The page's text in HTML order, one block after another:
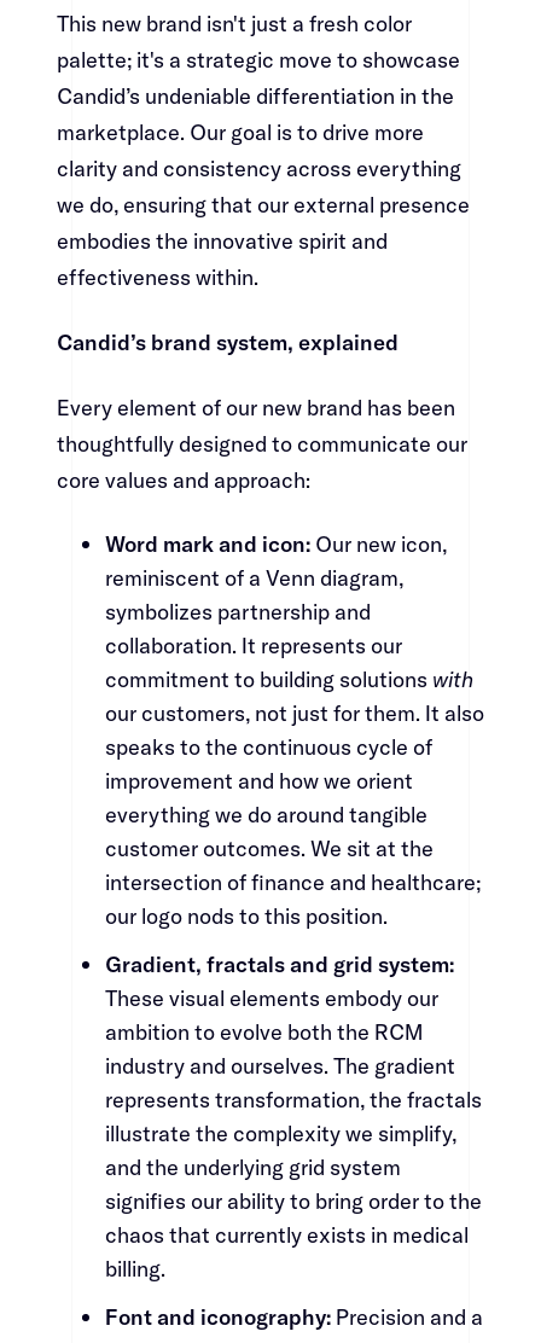
This new brand isn't just a fresh color
palette; it's a strategic move to showcase
Candid’s undeniable differentiation in the
marketplace. Our goal is to drive more
clarity and consistency across everything
we do, ensuring that our external presence
embodies the innovative spirit and
effectiveness within.​​​​‌ ‍ ​‍​‍‌‍ ‌ ​‍‌‍‍‌‌‍‌ ‌‍‍‌‌‍ ‍​‍​‍​ ‍‍​‍​‍‌ ​ ‌‍​‌‌‍ ‍‌‍‍‌‌ ‌​‌ ‍‌​‍ ‍‌‍‍‌‌‍ ​‍​‍​‍ ​​‍​‍‌‍‍​‌ ​‍‌‍‌‌‌‍‌‍​‍​‍​ ‍‍​‍​‍‌‍‍​‌ ‌​‌ ‌​‌ ​​​ ‍‍​‍ ​‍ ‌‍ ​‌‍ ‌‍​ ‌‍​‌‌‍ ​‌‍‍​‌‍ ‌ ​ ‌ ‌​​ ‍‍​ ​ ​ ​ ​ ​ ​ ​ ​‍ ‌‍‍‌‌‍ ‍‌ ‌​‌‍‌‌‌‍ ‍‌ ‌​​‍ ‌‍‌‌‌‍‌​‌‍‍‌‌ ‌​​‍ ‌‍ ‌‌‍ ‌‍‌​‌‍‌‌​ ‌‌ ​​‌ ​‍‌‍‌‌‌ ​ ‌‍‌‌‌‍ ‍‌ ‌​‌‍​‌‌ ‌​‌‍‍‌‌‍ ‌‍ ‍​ ‍ ‌‍‍‌‌‍‌​​ ‌​ ‌‍‌‍‌‍​ ‍​​ ​​​ ​‌‌‍‌‍​ ​‌‌‍​ ​‍ ‌‌‍​ ​ ‌‌‌‍​‌​ ​ ​‍ ‌​ ‌​​ ​​​ ‌‍​ ​​​‍ ‌​ ‍‌​ ‌‌‌‍​‌​ ​​​‍ ‌​ ‌‍​ ‌​​ ‌​​ ‌‌‌‍​‍​ ​‍​ ‌ ‌‍​‌​ ​‌​ ​‍​ ​‍‌‍​‌​ ‍ ‌ ‌​‌ ‍‌‌ ​​‌‍‌‌​ ‌‌‍​‍‌‍ ​‌‍ ‌‍‌ ‌‌​​‌‍ ‌ ​ ‌ ‌​​ ‍ ‌ ​​‌‍​‌‌ ‌​‌‍‍​​ ‌‌‍​ ‌‍ ‌‍ ‍‌ ‌​‌‍‌‌‌‍ ‍‌ ‌​​‍‌‌​ ‌‌‌​​‍‌‌ ‌‍‍ ‌‍‌‌‌ ‍‌​‍‌‌​ ​ ‌​‌​​‍‌‌​ ​ ‌​‌​​‍‌‌​ ​‍​ ​‍‌‍‌‍‌‍‌‍​ ‍‌‌‍‌​‌‍‌‍‌‍‌‍​ ‌ ​ ​​​ ​‌​ ‌‍​ ‍‌‌‍‌​​‍‌‌​ ​‍​ ​‍​‍‌‌​ ‌‌‌​‌​​‍ ‍‌‍​ ‌‍‍​‌‍‍‌‌‍ ​‌‍‌​‌ ​‍‌‍‌‌‌‍ ‍​‍‌‌​ ‌‌‌​​‍‌‌ ‌‍‍ ‌‍‌‌‌ ‍‌​‍‌‌​ ​ ‌​‌​​‍‌‌​ ​ ‌​‌​​‍‌‌​ ​‍​ ​‍‌‍‌​​ ‌​​ ​‌​ ​‍​ ‌‌​ ​ ​ ‌‌​ ‍​​ ​​​ ‌‍​ ‍​​ ‌​​‍‌‌​ ​‍​ ​‍​‍‌‌​ ‌‌‌​‌​​‍ ‍‌ ‌​‌‍‌‌‌ ‍​‌ ‌​​ ‌‍​‍‌‍​‌‌ ​ ‌‍‌‌‌‌‌‌‌ ​‍‌‍ ​​ ‌‌‍‍​‌ ‌​‌ ‌​‌ ​​​‍‌‌​ ​ ‌​​‌​‍‌‌​ ​‍‌​‌‍​‍‌‌​ ​‍‌​‌‍‌‍ ​‌‍ ‌‍​ ‌‍​‌‌‍ ​‌‍‍​‌‍ ‌ ​ ‌ ‌​​‍‌‌​ ​ ‌​​‌​ ​ ​ ​ ​ ​ ​ ​ ​‍‌‍‌‍‍‌‌‍‌​​ ‌​ ‌‍‌‍‌‍​ ‍​​ ​​​ ​‌‌‍‌‍​ ​‌‌‍​ ​‍ ‌‌‍​ ​ ‌‌‌‍​‌​ ​ ​‍ ‌​ ‌​​ ​​​ ‌‍​ ​​​‍ ‌​ ‍‌​ ‌‌‌‍​‌​ ​​​‍ ‌​ ‌‍​ ‌​​ ‌​​ ‌‌‌‍​‍​ ​‍​ ‌ ‌‍​‌​ ​‌​ ​‍​ ​‍‌‍​‌​‍‌‍‌ ‌​‌ ‍‌‌ ​​‌‍‌‌​ ‌‌‍​‍‌‍ ​‌‍ ‌‍‌ ‌‌​​‌‍ ‌ ​ ‌ ‌​​‍‌‍‌ ​​‌‍​‌‌ ‌​‌‍‍​​ ‌‌‍​ ‌‍ ‌‍ ‍‌ ‌​‌‍‌‌‌‍ ‍‌ ‌​​‍‌‌​ ‌‌‌​​‍‌‌ ‌‍‍ ‌‍‌‌‌ ‍‌​‍‌‌​ ​ ‌​‌​​‍‌‌​ ​ ‌​‌​​‍‌‌​ ​‍​ ​‍‌‍‌‍‌‍‌‍​ ‍‌‌‍‌​‌‍‌‍‌‍‌‍​ ‌ ​ ​​​ ​‌​ ‌‍​ ‍‌‌‍‌​​‍‌‌​ ​‍​ ​‍​‍‌‌​ ‌‌‌​‌​​‍ ‍‌‍​ ‌‍‍​‌‍‍‌‌‍ ​‌‍‌​‌ ​‍‌‍‌‌‌‍ ‍​‍‌‌​ ‌‌‌​​‍‌‌ ‌‍‍ ‌‍‌‌‌ ‍‌​‍‌‌​ ​ ‌​‌​​‍‌‌​ ​ ‌​‌​​‍‌‌​ ​‍​ ​‍‌‍‌​​ ‌​​ ​‌​ ​‍​ ‌‌​ ​ ​ ‌‌​ ‍​​ ​​​ ‌‍​ ‍​​ ‌​​‍‌‌​ ​‍​ ​‍​‍‌‌​ ‌‌‌​‌​​‍ ‍‌ ‌​‌‍‌‌‌ ‍​‌ ‌​​‍‌‍‌ ​​‌‍‌‌‌ ​‍‌ ​ ‌ ​​‌‍‌‌‌‍​ ‌ ‌​‌‍‍‌‌ ‌‍‌‍‌‌​ ‌‌ ​​‌ ‌‌‌‍​‍‌‍ ​‌‍‍‌‌ ​ ‌‍‍​‌‍‌‌‌‍‌​​‍​‍‌ ‌
Candid’s brand system, explained​​​​‌ ‍ ​‍​‍‌‍ ‌ ​‍‌‍‍‌‌‍‌ ‌‍‍‌‌‍ ‍​‍​‍​ ‍‍​‍​‍‌ ​ ‌‍​‌‌‍ ‍‌‍‍‌‌ ‌​‌ ‍‌​‍ ‍‌‍‍‌‌‍ ​‍​‍​‍ ​​‍​‍‌‍‍​‌ ​‍‌‍‌‌‌‍‌‍​‍​‍​ ‍‍​‍​‍‌‍‍​‌ ‌​‌ ‌​‌ ​​​ ‍‍​‍ ​‍ ‌‍ ​‌‍ ‌‍​ ‌‍​‌‌‍ ​‌‍‍​‌‍ ‌ ​ ‌ ‌​​ ‍‍​ ​ ​ ​ ​ ​ ​ ​ ​‍ ‌‍‍‌‌‍ ‍‌ ‌​‌‍‌‌‌‍ ‍‌ ‌​​‍ ‌‍‌‌‌‍‌​‌‍‍‌‌ ‌​​‍ ‌‍ ‌‌‍ ‌‍‌​‌‍‌‌​ ‌‌ ​​‌ ​‍‌‍‌‌‌ ​ ‌‍‌‌‌‍ ‍‌ ‌​‌‍​‌‌ ‌​‌‍‍‌‌‍ ‌‍ ‍​ ‍ ‌‍‍‌‌‍‌​​ ‌​ ‌‍‌‍‌‍​ ‍​​ ​​​ ​‌‌‍‌‍​ ​‌‌‍​ ​‍ ‌‌‍​ ​ ‌‌‌‍​‌​ ​ ​‍ ‌​ ‌​​ ​​​ ‌‍​ ​​​‍ ‌​ ‍‌​ ‌‌‌‍​‌​ ​​​‍ ‌​ ‌‍​ ‌​​ ‌​​ ‌‌‌‍​‍​ ​‍​ ‌ ‌‍​‌​ ​‌​ ​‍​ ​‍‌‍​‌​ ‍ ‌ ‌​‌ ‍‌‌ ​​‌‍‌‌​ ‌‌‍​‍‌‍ ​‌‍ ‌‍‌ ‌‌​​‌‍ ‌ ​ ‌ ‌​​ ‍ ‌ ​​‌‍​‌‌ ‌​‌‍‍​​ ‌‌‍​ ‌‍ ‌‍ ‍‌ ‌​‌‍‌‌‌‍ ‍‌ ‌​​‍‌‌​ ‌‌‌​​‍‌‌ ‌‍‍ ‌‍‌‌‌ ‍‌​‍‌‌​ ​ ‌​‌​​‍‌‌​ ​ ‌​‌​​‍‌‌​ ​‍​ ​‍​ ‌ ‌‍‌​​ ‍‌​ ‌ ​ ​‍​ ‍‌‌‍​‌​ ‌ ​ ​‍‌‍‌‍​ ​​​ ​ ​‍‌‌​ ​‍​ ​‍​‍‌‌​ ‌‌‌​‌​​‍ ‍‌‍​ ‌‍‍​‌‍‍‌‌‍ ​‌‍‌​‌ ​‍‌‍‌‌‌‍ ‍​‍‌‌​ ‌‌‌​​‍‌‌ ‌‍‍ ‌‍‌‌‌ ‍‌​‍‌‌​ ​ ‌​‌​​‍‌‌​ ​ ‌​‌​​‍‌‌​ ​‍​ ​‍‌‍​ ​ ​ ​ ‍​‌‍‌‍​ ​ ​ ‍​​ ‌‍‌‍​‍​ ‌‍​ ‍​‌‍​‌‌‍​‍​‍‌‌​ ​‍​ ​‍​‍‌‌​ ‌‌‌​‌​​‍ ‍‌ ‌​‌‍‌‌‌ ‍​‌ ‌​​ ‌‍​‍‌‍​‌‌ ​ ‌‍‌‌‌‌‌‌‌ ​‍‌‍ ​​ ‌‌‍‍​‌ ‌​‌ ‌​‌ ​​​‍‌‌​ ​ ‌​​‌​‍‌‌​ ​‍‌​‌‍​‍‌‌​ ​‍‌​‌‍‌‍ ​‌‍ ‌‍​ ‌‍​‌‌‍ ​‌‍‍​‌‍ ‌ ​ ‌ ‌​​‍‌‌​ ​ ‌​​‌​ ​ ​ ​ ​ ​ ​ ​ ​‍‌‍‌‍‍‌‌‍‌​​ ‌​ ‌‍‌‍‌‍​ ‍​​ ​​​ ​‌‌‍‌‍​ ​‌‌‍​ ​‍ ‌‌‍​ ​ ‌‌‌‍​‌​ ​ ​‍ ‌​ ‌​​ ​​​ ‌‍​ ​​​‍ ‌​ ‍‌​ ‌‌‌‍​‌​ ​​​‍ ‌​ ‌‍​ ‌​​ ‌​​ ‌‌‌‍​‍​ ​‍​ ‌ ‌‍​‌​ ​‌​ ​‍​ ​‍‌‍​‌​‍‌‍‌ ‌​‌ ‍‌‌ ​​‌‍‌‌​ ‌‌‍​‍‌‍ ​‌‍ ‌‍‌ ‌‌​​‌‍ ‌ ​ ‌ ‌​​‍‌‍‌ ​​‌‍​‌‌ ‌​‌‍‍​​ ‌‌‍​ ‌‍ ‌‍ ‍‌ ‌​‌‍‌‌‌‍ ‍‌ ‌​​‍‌‌​ ‌‌‌​​‍‌‌ ‌‍‍ ‌‍‌‌‌ ‍‌​‍‌‌​ ​ ‌​‌​​‍‌‌​ ​ ‌​‌​​‍‌‌​ ​‍​ ​‍​ ‌ ‌‍‌​​ ‍‌​ ‌ ​ ​‍​ ‍‌‌‍​‌​ ‌ ​ ​‍‌‍‌‍​ ​​​ ​ ​‍‌‌​ ​‍​ ​‍​‍‌‌​ ‌‌‌​‌​​‍ ‍‌‍​ ‌‍‍​‌‍‍‌‌‍ ​‌‍‌​‌ ​‍‌‍‌‌‌‍ ‍​‍‌‌​ ‌‌‌​​‍‌‌ ‌‍‍ ‌‍‌‌‌ ‍‌​‍‌‌​ ​ ‌​‌​​‍‌‌​ ​ ‌​‌​​‍‌‌​ ​‍​ ​‍‌‍​ ​ ​ ​ ‍​‌‍‌‍​ ​ ​ ‍​​ ‌‍‌‍​‍​ ‌‍​ ‍​‌‍​‌‌‍​‍​‍‌‌​ ​‍​ ​‍​‍‌‌​ ‌‌‌​‌​​‍ ‍‌ ‌​‌‍‌‌‌ ‍​‌ ‌​​‍‌‍‌ ​​‌‍‌‌‌ ​‍‌ ​ ‌ ​​‌‍‌‌‌‍​ ‌ ‌​‌‍‍‌‌ ‌‍‌‍‌‌​ ‌‌ ​​‌ ‌‌‌‍​‍‌‍ ​‌‍‍‌‌ ​ ‌‍‍​‌‍‌‌‌‍‌​​‍​‍‌ ‌
Every element of our new brand has been
thoughtfully designed to communicate our
core values and approach:​​​​‌ ‍ ​‍​‍‌‍ ‌ ​‍‌‍‍‌‌‍‌ ‌‍‍‌‌‍ ‍​‍​‍​ ‍‍​‍​‍‌ ​ ‌‍​‌‌‍ ‍‌‍‍‌‌ ‌​‌ ‍‌​‍ ‍‌‍‍‌‌‍ ​‍​‍​‍ ​​‍​‍‌‍‍​‌ ​‍‌‍‌‌‌‍‌‍​‍​‍​ ‍‍​‍​‍‌‍‍​‌ ‌​‌ ‌​‌ ​​​ ‍‍​‍ ​‍ ‌‍ ​‌‍ ‌‍​ ‌‍​‌‌‍ ​‌‍‍​‌‍ ‌ ​ ‌ ‌​​ ‍‍​ ​ ​ ​ ​ ​ ​ ​ ​‍ ‌‍‍‌‌‍ ‍‌ ‌​‌‍‌‌‌‍ ‍‌ ‌​​‍ ‌‍‌‌‌‍‌​‌‍‍‌‌ ‌​​‍ ‌‍ ‌‌‍ ‌‍‌​‌‍‌‌​ ‌‌ ​​‌ ​‍‌‍‌‌‌ ​ ‌‍‌‌‌‍ ‍‌ ‌​‌‍​‌‌ ‌​‌‍‍‌‌‍ ‌‍ ‍​ ‍ ‌‍‍‌‌‍‌​​ ‌​ ‌‍‌‍‌‍​ ‍​​ ​​​ ​‌‌‍‌‍​ ​‌‌‍​ ​‍ ‌‌‍​ ​ ‌‌‌‍​‌​ ​ ​‍ ‌​ ‌​​ ​​​ ‌‍​ ​​​‍ ‌​ ‍‌​ ‌‌‌‍​‌​ ​​​‍ ‌​ ‌‍​ ‌​​ ‌​​ ‌‌‌‍​‍​ ​‍​ ‌ ‌‍​‌​ ​‌​ ​‍​ ​‍‌‍​‌​ ‍ ‌ ‌​‌ ‍‌‌ ​​‌‍‌‌​ ‌‌‍​‍‌‍ ​‌‍ ‌‍‌ ‌‌​​‌‍ ‌ ​ ‌ ‌​​ ‍ ‌ ​​‌‍​‌‌ ‌​‌‍‍​​ ‌‌‍​ ‌‍ ‌‍ ‍‌ ‌​‌‍‌‌‌‍ ‍‌ ‌​​‍‌‌​ ‌‌‌​​‍‌‌ ‌‍‍ ‌‍‌‌‌ ‍‌​‍‌‌​ ​ ‌​‌​​‍‌‌​ ​ ‌​‌​​‍‌‌​ ​‍​ ​‍‌‍‌‍​ ‌‍​ ​‌​ ​‍​ ‌‍​ ​​​ ​​​ ‌‌​ ‌‍​ ‍‌​ ‌‍‌‍‌‍​‍‌‌​ ​‍​ ​‍​‍‌‌​ ‌‌‌​‌​​‍ ‍‌‍​ ‌‍‍​‌‍‍‌‌‍ ​‌‍‌​‌ ​‍‌‍‌‌‌‍ ‍​‍‌‌​ ‌‌‌​​‍‌‌ ‌‍‍ ‌‍‌‌‌ ‍‌​‍‌‌​ ​ ‌​‌​​‍‌‌​ ​ ‌​‌​​‍‌‌​ ​‍​ ​‍‌‍​ ​ ​‌‌‍​‍​ ‍​​ ‌‌​ ‌‍‌‍​‌​ ‌​‌‍‌​‌‍​‍‌‍​ ​ ‌‍​‍‌‌​ ​‍​ ​‍​‍‌‌​ ‌‌‌​‌​​‍ ‍‌ ‌​‌‍‌‌‌ ‍​‌ ‌​​ ‌‍​‍‌‍​‌‌ ​ ‌‍‌‌‌‌‌‌‌ ​‍‌‍ ​​ ‌‌‍‍​‌ ‌​‌ ‌​‌ ​​​‍‌‌​ ​ ‌​​‌​‍‌‌​ ​‍‌​‌‍​‍‌‌​ ​‍‌​‌‍‌‍ ​‌‍ ‌‍​ ‌‍​‌‌‍ ​‌‍‍​‌‍ ‌ ​ ‌ ‌​​‍‌‌​ ​ ‌​​‌​ ​ ​ ​ ​ ​ ​ ​ ​‍‌‍‌‍‍‌‌‍‌​​ ‌​ ‌‍‌‍‌‍​ ‍​​ ​​​ ​‌‌‍‌‍​ ​‌‌‍​ ​‍ ‌‌‍​ ​ ‌‌‌‍​‌​ ​ ​‍ ‌​ ‌​​ ​​​ ‌‍​ ​​​‍ ‌​ ‍‌​ ‌‌‌‍​‌​ ​​​‍ ‌​ ‌‍​ ‌​​ ‌​​ ‌‌‌‍​‍​ ​‍​ ‌ ‌‍​‌​ ​‌​ ​‍​ ​‍‌‍​‌​‍‌‍‌ ‌​‌ ‍‌‌ ​​‌‍‌‌​ ‌‌‍​‍‌‍ ​‌‍ ‌‍‌ ‌‌​​‌‍ ‌ ​ ‌ ‌​​‍‌‍‌ ​​‌‍​‌‌ ‌​‌‍‍​​ ‌‌‍​ ‌‍ ‌‍ ‍‌ ‌​‌‍‌‌‌‍ ‍‌ ‌​​‍‌‌​ ‌‌‌​​‍‌‌ ‌‍‍ ‌‍‌‌‌ ‍‌​‍‌‌​ ​ ‌​‌​​‍‌‌​ ​ ‌​‌​​‍‌‌​ ​‍​ ​‍‌‍‌‍​ ‌‍​ ​‌​ ​‍​ ‌‍​ ​​​ ​​​ ‌‌​ ‌‍​ ‍‌​ ‌‍‌‍‌‍​‍‌‌​ ​‍​ ​‍​‍‌‌​ ‌‌‌​‌​​‍ ‍‌‍​ ‌‍‍​‌‍‍‌‌‍ ​‌‍‌​‌ ​‍‌‍‌‌‌‍ ‍​‍‌‌​ ‌‌‌​​‍‌‌ ‌‍‍ ‌‍‌‌‌ ‍‌​‍‌‌​ ​ ‌​‌​​‍‌‌​ ​ ‌​‌​​‍‌‌​ ​‍​ ​‍‌‍​ ​ ​‌‌‍​‍​ ‍​​ ‌‌​ ‌‍‌‍​‌​ ‌​‌‍‌​‌‍​‍‌‍​ ​ ‌‍​‍‌‌​ ​‍​ ​‍​‍‌‌​ ‌‌‌​‌​​‍ ‍‌ ‌​‌‍‌‌‌ ‍​‌ ‌​​‍‌‍‌ ​​‌‍‌‌‌ ​‍‌ ​ ‌ ​​‌‍‌‌‌‍​ ‌ ‌​‌‍‍‌‌ ‌‍‌‍‌‌​ ‌‌ ​​‌ ‌‌‌‍​‍‌‍ ​‌‍‍‌‌ ​ ‌‍‍​‌‍‌‌‌‍‌​​‍​‍‌ ‌
Word mark and icon:​​​​‌ ‍ ​‍​‍‌‍ ‌ ​‍‌‍‍‌‌‍‌ ‌‍‍‌‌‍ ‍​‍​‍​ ‍‍​‍​‍‌ ​ ‌‍​‌‌‍ ‍‌‍‍‌‌ ‌​‌ ‍‌​‍ ‍‌‍‍‌‌‍ ​‍​‍​‍ ​​‍​‍‌‍‍​‌ ​‍‌‍‌‌‌‍‌‍​‍​‍​ ‍‍​‍​‍‌‍‍​‌ ‌​‌ ‌​‌ ​​​ ‍‍​‍ ​‍ ‌‍ ​‌‍ ‌‍​ ‌‍​‌‌‍ ​‌‍‍​‌‍ ‌ ​ ‌ ‌​​ ‍‍​ ​ ​ ​ ​ ​ ​ ​ ​‍ ‌‍‍‌‌‍ ‍‌ ‌​‌‍‌‌‌‍ ‍‌ ‌​​‍ ‌‍‌‌‌‍‌​‌‍‍‌‌ ‌​​‍ ‌‍ ‌‌‍ ‌‍‌​‌‍‌‌​ ‌‌ ​​‌ ​‍‌‍‌‌‌ ​ ‌‍‌‌‌‍ ‍‌ ‌​‌‍​‌‌ ‌​‌‍‍‌‌‍ ‌‍ ‍​ ‍ ‌‍‍‌‌‍‌​​ ‌​ ‌‍‌‍‌‍​ ‍​​ ​​​ ​‌‌‍‌‍​ ​‌‌‍​ ​‍ ‌‌‍​ ​ ‌‌‌‍​‌​ ​ ​‍ ‌​ ‌​​ ​​​ ‌‍​ ​​​‍ ‌​ ‍‌​ ‌‌‌‍​‌​ ​​​‍ ‌​ ‌‍​ ‌​​ ‌​​ ‌‌‌‍​‍​ ​‍​ ‌ ‌‍​‌​ ​‌​ ​‍​ ​‍‌‍​‌​ ‍ ‌ ‌​‌ ‍‌‌ ​​‌‍‌‌​ ‌‌‍​‍‌‍ ​‌‍ ‌‍‌ ‌‌​​‌‍ ‌ ​ ‌ ‌​​ ‍ ‌ ​​‌‍​‌‌ ‌​‌‍‍​​ ‌‌‍​ ‌‍ ‌‍ ‍‌ ‌​‌‍‌‌‌‍ ‍‌ ‌​​‍‌‌​ ‌‌‌​​‍‌‌ ‌‍‍ ‌‍‌‌‌ ‍‌​‍‌‌​ ​ ‌​‌​​‍‌‌​ ​ ‌​‌​​‍‌‌​ ​‍​ ​‍‌‍‌‌‌‍‌‌‌‍‌​​ ​​‌‍​‌‌‍‌‍​ ​‍​ ‍‌​ ‌‌‌‍‌‍‌‍​‍​ ​‌​‍‌‌​ ​‍​ ​‍​‍‌‌​ ‌‌‌​‌​​‍ ‍‌‍​ ‌‍‍​‌‍‍‌‌‍ ​‌‍‌​‌ ​‍‌‍‌‌‌‍ ‍​‍‌‌​ ‌‌‌​​‍‌‌ ‌‍‍ ‌‍‌‌‌ ‍‌​‍‌‌​ ​ ‌​‌​​‍‌‌​ ​ ‌​‌​​‍‌‌​ ​‍​ ​‍‌‍​‌​ ‌​​ ​​​ ‌ ‌‍​‍​ ​ ‌‍‌‌‌‍​ ‌‍‌​​ ‌‍​ ‌​​ ‌ ​‍‌‌​ ​‍​ ​‍​‍‌‌​ ‌‌‌​‌​​‍ ‍‌ ‌​‌‍‌‌‌ ‍​‌ ‌​​ ‌‍​‍‌‍​‌‌ ​ ‌‍‌‌‌‌‌‌‌ ​‍‌‍ ​​ ‌‌‍‍​‌ ‌​‌ ‌​‌ ​​​‍‌‌​ ​ ‌​​‌​‍‌‌​ ​‍‌​‌‍​‍‌‌​ ​‍‌​‌‍‌‍ ​‌‍ ‌‍​ ‌‍​‌‌‍ ​‌‍‍​‌‍ ‌ ​ ‌ ‌​​‍‌‌​ ​ ‌​​‌​ ​ ​ ​ ​ ​ ​ ​ ​‍‌‍‌‍‍‌‌‍‌​​ ‌​ ‌‍‌‍‌‍​ ‍​​ ​​​ ​‌‌‍‌‍​ ​‌‌‍​ ​‍ ‌‌‍​ ​ ‌‌‌‍​‌​ ​ ​‍ ‌​ ‌​​ ​​​ ‌‍​ ​​​‍ ‌​ ‍‌​ ‌‌‌‍​‌​ ​​​‍ ‌​ ‌‍​ ‌​​ ‌​​ ‌‌‌‍​‍​ ​‍​ ‌ ‌‍​‌​ ​‌​ ​‍​ ​‍‌‍​‌​‍‌‍‌ ‌​‌ ‍‌‌ ​​‌‍‌‌​ ‌‌‍​‍‌‍ ​‌‍ ‌‍‌ ‌‌​​‌‍ ‌ ​ ‌ ‌​​‍‌‍‌ ​​‌‍​‌‌ ‌​‌‍‍​​ ‌‌‍​ ‌‍ ‌‍ ‍‌ ‌​‌‍‌‌‌‍ ‍‌ ‌​​‍‌‌​ ‌‌‌​​‍‌‌ ‌‍‍ ‌‍‌‌‌ ‍‌​‍‌‌​ ​ ‌​‌​​‍‌‌​ ​ ‌​‌​​‍‌‌​ ​‍​ ​‍‌‍‌‌‌‍‌‌‌‍‌​​ ​​‌‍​‌‌‍‌‍​ ​‍​ ‍‌​ ‌‌‌‍‌‍‌‍​‍​ ​‌​‍‌‌​ ​‍​ ​‍​‍‌‌​ ‌‌‌​‌​​‍ ‍‌‍​ ‌‍‍​‌‍‍‌‌‍ ​‌‍‌​‌ ​‍‌‍‌‌‌‍ ‍​‍‌‌​ ‌‌‌​​‍‌‌ ‌‍‍ ‌‍‌‌‌ ‍‌​‍‌‌​ ​ ‌​‌​​‍‌‌​ ​ ‌​‌​​‍‌‌​ ​‍​ ​‍‌‍​‌​ ‌​​ ​​​ ‌ ‌‍​‍​ ​ ‌‍‌‌‌‍​ ‌‍‌​​ ‌‍​ ‌​​ ‌ ​‍‌‌​ ​‍​ ​‍​‍‌‌​ ‌‌‌​‌​​‍ ‍‌ ‌​‌‍‌‌‌ ‍​‌ ‌​​‍‌‍‌ ​​‌‍‌‌‌ ​‍‌ ​ ‌ ​​‌‍‌‌‌‍​ ‌ ‌​‌‍‍‌‌ ‌‍‌‍‌‌​ ‌‌ ​​‌ ‌‌‌‍​‍‌‍ ​‌‍‍‌‌ ​ ‌‍‍​‌‍‌‌‌‍‌​​‍​‍‌ ‌Our new icon,
reminiscent of a Venn diagram,
symbolizes partnership and
collaboration. It represents our
commitment to building solutions ​​​​‌ ‍ ​‍​‍‌‍ ‌ ​‍‌‍‍‌‌‍‌ ‌‍‍‌‌‍ ‍​‍​‍​ ‍‍​‍​‍‌ ​ ‌‍​‌‌‍ ‍‌‍‍‌‌ ‌​‌ ‍‌​‍ ‍‌‍‍‌‌‍ ​‍​‍​‍ ​​‍​‍‌‍‍​‌ ​‍‌‍‌‌‌‍‌‍​‍​‍​ ‍‍​‍​‍‌‍‍​‌ ‌​‌ ‌​‌ ​​​ ‍‍​‍ ​‍ ‌‍ ​‌‍ ‌‍​ ‌‍​‌‌‍ ​‌‍‍​‌‍ ‌ ​ ‌ ‌​​ ‍‍​ ​ ​ ​ ​ ​ ​ ​ ​‍ ‌‍‍‌‌‍ ‍‌ ‌​‌‍‌‌‌‍ ‍‌ ‌​​‍ ‌‍‌‌‌‍‌​‌‍‍‌‌ ‌​​‍ ‌‍ ‌‌‍ ‌‍‌​‌‍‌‌​ ‌‌ ​​‌ ​‍‌‍‌‌‌ ​ ‌‍‌‌‌‍ ‍‌ ‌​‌‍​‌‌ ‌​‌‍‍‌‌‍ ‌‍ ‍​ ‍ ‌‍‍‌‌‍‌​​ ‌​ ‌‍‌‍‌‍​ ‍​​ ​​​ ​‌‌‍‌‍​ ​‌‌‍​ ​‍ ‌‌‍​ ​ ‌‌‌‍​‌​ ​ ​‍ ‌​ ‌​​ ​​​ ‌‍​ ​​​‍ ‌​ ‍‌​ ‌‌‌‍​‌​ ​​​‍ ‌​ ‌‍​ ‌​​ ‌​​ ‌‌‌‍​‍​ ​‍​ ‌ ‌‍​‌​ ​‌​ ​‍​ ​‍‌‍​‌​ ‍ ‌ ‌​‌ ‍‌‌ ​​‌‍‌‌​ ‌‌‍​‍‌‍ ​‌‍ ‌‍‌ ‌‌​​‌‍ ‌ ​ ‌ ‌​​ ‍ ‌ ​​‌‍​‌‌ ‌​‌‍‍​​ ‌‌‍​ ‌‍ ‌‍ ‍‌ ‌​‌‍‌‌‌‍ ‍‌ ‌​​‍‌‌​ ‌‌‌​​‍‌‌ ‌‍‍ ‌‍‌‌‌ ‍‌​‍‌‌​ ​ ‌​‌​​‍‌‌​ ​ ‌​‌​​‍‌‌​ ​‍​ ​‍‌‍‌‌‌‍‌‌‌‍‌​​ ​​‌‍​‌‌‍‌‍​ ​‍​ ‍‌​ ‌‌‌‍‌‍‌‍​‍​ ​‌​‍‌‌​ ​‍​ ​‍​‍‌‌​ ‌‌‌​‌​​‍ ‍‌‍​ ‌‍‍​‌‍‍‌‌‍ ​‌‍‌​‌ ​‍‌‍‌‌‌‍ ‍​‍‌‌​ ‌‌‌​​‍‌‌ ‌‍‍ ‌‍‌‌‌ ‍‌​‍‌‌​ ​ ‌​‌​​‍‌‌​ ​ ‌​‌​​‍‌‌​ ​‍​ ​‍‌‍‌‍​ ‍​​ ​‍‌‍‌​‌‍‌‍​ ‌ ‌‍​ ‌‍‌​‌‍​‌‌‍‌‍​ ‌​​ ‌‍​‍‌‌​ ​‍​ ​‍​‍‌‌​ ‌‌‌​‌​​‍ ‍‌ ‌​‌‍‌‌‌ ‍​‌ ‌​​ ‌‍​‍‌‍​‌‌ ​ ‌‍‌‌‌‌‌‌‌ ​‍‌‍ ​​ ‌‌‍‍​‌ ‌​‌ ‌​‌ ​​​‍‌‌​ ​ ‌​​‌​‍‌‌​ ​‍‌​‌‍​‍‌‌​ ​‍‌​‌‍‌‍ ​‌‍ ‌‍​ ‌‍​‌‌‍ ​‌‍‍​‌‍ ‌ ​ ‌ ‌​​‍‌‌​ ​ ‌​​‌​ ​ ​ ​ ​ ​ ​ ​ ​‍‌‍‌‍‍‌‌‍‌​​ ‌​ ‌‍‌‍‌‍​ ‍​​ ​​​ ​‌‌‍‌‍​ ​‌‌‍​ ​‍ ‌‌‍​ ​ ‌‌‌‍​‌​ ​ ​‍ ‌​ ‌​​ ​​​ ‌‍​ ​​​‍ ‌​ ‍‌​ ‌‌‌‍​‌​ ​​​‍ ‌​ ‌‍​ ‌​​ ‌​​ ‌‌‌‍​‍​ ​‍​ ‌ ‌‍​‌​ ​‌​ ​‍​ ​‍‌‍​‌​‍‌‍‌ ‌​‌ ‍‌‌ ​​‌‍‌‌​ ‌‌‍​‍‌‍ ​‌‍ ‌‍‌ ‌‌​​‌‍ ‌ ​ ‌ ‌​​‍‌‍‌ ​​‌‍​‌‌ ‌​‌‍‍​​ ‌‌‍​ ‌‍ ‌‍ ‍‌ ‌​‌‍‌‌‌‍ ‍‌ ‌​​‍‌‌​ ‌‌‌​​‍‌‌ ‌‍‍ ‌‍‌‌‌ ‍‌​‍‌‌​ ​ ‌​‌​​‍‌‌​ ​ ‌​‌​​‍‌‌​ ​‍​ ​‍‌‍‌‌‌‍‌‌‌‍‌​​ ​​‌‍​‌‌‍‌‍​ ​‍​ ‍‌​ ‌‌‌‍‌‍‌‍​‍​ ​‌​‍‌‌​ ​‍​ ​‍​‍‌‌​ ‌‌‌​‌​​‍ ‍‌‍​ ‌‍‍​‌‍‍‌‌‍ ​‌‍‌​‌ ​‍‌‍‌‌‌‍ ‍​‍‌‌​ ‌‌‌​​‍‌‌ ‌‍‍ ‌‍‌‌‌ ‍‌​‍‌‌​ ​ ‌​‌​​‍‌‌​ ​ ‌​‌​​‍‌‌​ ​‍​ ​‍‌‍‌‍​ ‍​​ ​‍‌‍‌​‌‍‌‍​ ‌ ‌‍​ ‌‍‌​‌‍​‌‌‍‌‍​ ‌​​ ‌‍​‍‌‌​ ​‍​ ​‍​‍‌‌​ ‌‌‌​‌​​‍ ‍‌ ‌​‌‍‌‌‌ ‍​‌ ‌​​‍‌‍‌ ​​‌‍‌‌‌ ​‍‌ ​ ‌ ​​‌‍‌‌‌‍​ ‌ ‌​‌‍‍‌‌ ‌‍‌‍‌‌​ ‌‌ ​​‌ ‌‌‌‍​‍‌‍ ​‌‍‍‌‌ ​ ‌‍‍​‌‍‌‌‌‍‌​​‍​‍‌ ‌ with​​​​‌ ‍ ​‍​‍‌‍ ‌ ​‍‌‍‍‌‌‍‌ ‌‍‍‌‌‍ ‍​‍​‍​ ‍‍​‍​‍‌ ​ ‌‍​‌‌‍ ‍‌‍‍‌‌ ‌​‌ ‍‌​‍ ‍‌‍‍‌‌‍ ​‍​‍​‍ ​​‍​‍‌‍‍​‌ ​‍‌‍‌‌‌‍‌‍​‍​‍​ ‍‍​‍​‍‌‍‍​‌ ‌​‌ ‌​‌ ​​​ ‍‍​‍ ​‍ ‌‍ ​‌‍ ‌‍​ ‌‍​‌‌‍ ​‌‍‍​‌‍ ‌ ​ ‌ ‌​​ ‍‍​ ​ ​ ​ ​ ​ ​ ​ ​‍ ‌‍‍‌‌‍ ‍‌ ‌​‌‍‌‌‌‍ ‍‌ ‌​​‍ ‌‍‌‌‌‍‌​‌‍‍‌‌ ‌​​‍ ‌‍ ‌‌‍ ‌‍‌​‌‍‌‌​ ‌‌ ​​‌ ​‍‌‍‌‌‌ ​ ‌‍‌‌‌‍ ‍‌ ‌​‌‍​‌‌ ‌​‌‍‍‌‌‍ ‌‍ ‍​ ‍ ‌‍‍‌‌‍‌​​ ‌​ ‌‍‌‍‌‍​ ‍​​ ​​​ ​‌‌‍‌‍​ ​‌‌‍​ ​‍ ‌‌‍​ ​ ‌‌‌‍​‌​ ​ ​‍ ‌​ ‌​​ ​​​ ‌‍​ ​​​‍ ‌​ ‍‌​ ‌‌‌‍​‌​ ​​​‍ ‌​ ‌‍​ ‌​​ ‌​​ ‌‌‌‍​‍​ ​‍​ ‌ ‌‍​‌​ ​‌​ ​‍​ ​‍‌‍​‌​ ‍ ‌ ‌​‌ ‍‌‌ ​​‌‍‌‌​ ‌‌‍​‍‌‍ ​‌‍ ‌‍‌ ‌‌​​‌‍ ‌ ​ ‌ ‌​​ ‍ ‌ ​​‌‍​‌‌ ‌​‌‍‍​​ ‌‌‍​ ‌‍ ‌‍ ‍‌ ‌​‌‍‌‌‌‍ ‍‌ ‌​​‍‌‌​ ‌‌‌​​‍‌‌ ‌‍‍ ‌‍‌‌‌ ‍‌​‍‌‌​ ​ ‌​‌​​‍‌‌​ ​ ‌​‌​​‍‌‌​ ​‍​ ​‍‌‍‌‌‌‍‌‌‌‍‌​​ ​​‌‍​‌‌‍‌‍​ ​‍​ ‍‌​ ‌‌‌‍‌‍‌‍​‍​ ​‌​‍‌‌​ ​‍​ ​‍​‍‌‌​ ‌‌‌​‌​​‍ ‍‌‍​ ‌‍‍​‌‍‍‌‌‍ ​‌‍‌​‌ ​‍‌‍‌‌‌‍ ‍​‍‌‌​ ‌‌‌​​‍‌‌ ‌‍‍ ‌‍‌‌‌ ‍‌​‍‌‌​ ​ ‌​‌​​‍‌‌​ ​ ‌​‌​​‍‌‌​ ​‍​ ​‍​ ‍​​ ‌ ​ ‌​​ ​ ​ ​‍​ ‌‌​ ​​‌‍​‍​ ‍​​ ​​​ ​​​ ‍​​‍‌‌​ ​‍​ ​‍​‍‌‌​ ‌‌‌​‌​​‍ ‍‌ ‌​‌‍‌‌‌ ‍​‌ ‌​​ ‌‍​‍‌‍​‌‌ ​ ‌‍‌‌‌‌‌‌‌ ​‍‌‍ ​​ ‌‌‍‍​‌ ‌​‌ ‌​‌ ​​​‍‌‌​ ​ ‌​​‌​‍‌‌​ ​‍‌​‌‍​‍‌‌​ ​‍‌​‌‍‌‍ ​‌‍ ‌‍​ ‌‍​‌‌‍ ​‌‍‍​‌‍ ‌ ​ ‌ ‌​​‍‌‌​ ​ ‌​​‌​ ​ ​ ​ ​ ​ ​ ​ ​‍‌‍‌‍‍‌‌‍‌​​ ‌​ ‌‍‌‍‌‍​ ‍​​ ​​​ ​‌‌‍‌‍​ ​‌‌‍​ ​‍ ‌‌‍​ ​ ‌‌‌‍​‌​ ​ ​‍ ‌​ ‌​​ ​​​ ‌‍​ ​​​‍ ‌​ ‍‌​ ‌‌‌‍​‌​ ​​​‍ ‌​ ‌‍​ ‌​​ ‌​​ ‌‌‌‍​‍​ ​‍​ ‌ ‌‍​‌​ ​‌​ ​‍​ ​‍‌‍​‌​‍‌‍‌ ‌​‌ ‍‌‌ ​​‌‍‌‌​ ‌‌‍​‍‌‍ ​‌‍ ‌‍‌ ‌‌​​‌‍ ‌ ​ ‌ ‌​​‍‌‍‌ ​​‌‍​‌‌ ‌​‌‍‍​​ ‌‌‍​ ‌‍ ‌‍ ‍‌ ‌​‌‍‌‌‌‍ ‍‌ ‌​​‍‌‌​ ‌‌‌​​‍‌‌ ‌‍‍ ‌‍‌‌‌ ‍‌​‍‌‌​ ​ ‌​‌​​‍‌‌​ ​ ‌​‌​​‍‌‌​ ​‍​ ​‍‌‍‌‌‌‍‌‌‌‍‌​​ ​​‌‍​‌‌‍‌‍​ ​‍​ ‍‌​ ‌‌‌‍‌‍‌‍​‍​ ​‌​‍‌‌​ ​‍​ ​‍​‍‌‌​ ‌‌‌​‌​​‍ ‍‌‍​ ‌‍‍​‌‍‍‌‌‍ ​‌‍‌​‌ ​‍‌‍‌‌‌‍ ‍​‍‌‌​ ‌‌‌​​‍‌‌ ‌‍‍ ‌‍‌‌‌ ‍‌​‍‌‌​ ​ ‌​‌​​‍‌‌​ ​ ‌​‌​​‍‌‌​ ​‍​ ​‍​ ‍​​ ‌ ​ ‌​​ ​ ​ ​‍​ ‌‌​ ​​‌‍​‍​ ‍​​ ​​​ ​​​ ‍​​‍‌‌​ ​‍​ ​‍​‍‌‌​ ‌‌‌​‌​​‍ ‍‌ ‌​‌‍‌‌‌ ‍​‌ ‌​​‍‌‍‌ ​​‌‍‌‌‌ ​‍‌ ​ ‌ ​​‌‍‌‌‌‍​ ‌ ‌​‌‍‍‌‌ ‌‍‌‍‌‌​ ‌‌ ​​‌ ‌‌‌‍​‍‌‍ ​‌‍‍‌‌ ​ ‌‍‍​‌‍‌‌‌‍‌​​‍​‍‌ ‌
our customers, not just for them. It also
speaks to the continuous cycle of
improvement and how we orient
everything we do around tangible
customer outcomes. We sit at the
intersection of finance and healthcare;
our logo nods to this position.​​​​‌ ‍ ​‍​‍‌‍ ‌ ​‍‌‍‍‌‌‍‌ ‌‍‍‌‌‍ ‍​‍​‍​ ‍‍​‍​‍‌ ​ ‌‍​‌‌‍ ‍‌‍‍‌‌ ‌​‌ ‍‌​‍ ‍‌‍‍‌‌‍ ​‍​‍​‍ ​​‍​‍‌‍‍​‌ ​‍‌‍‌‌‌‍‌‍​‍​‍​ ‍‍​‍​‍‌‍‍​‌ ‌​‌ ‌​‌ ​​​ ‍‍​‍ ​‍ ‌‍ ​‌‍ ‌‍​ ‌‍​‌‌‍ ​‌‍‍​‌‍ ‌ ​ ‌ ‌​​ ‍‍​ ​ ​ ​ ​ ​ ​ ​ ​‍ ‌‍‍‌‌‍ ‍‌ ‌​‌‍‌‌‌‍ ‍‌ ‌​​‍ ‌‍‌‌‌‍‌​‌‍‍‌‌ ‌​​‍ ‌‍ ‌‌‍ ‌‍‌​‌‍‌‌​ ‌‌ ​​‌ ​‍‌‍‌‌‌ ​ ‌‍‌‌‌‍ ‍‌ ‌​‌‍​‌‌ ‌​‌‍‍‌‌‍ ‌‍ ‍​ ‍ ‌‍‍‌‌‍‌​​ ‌​ ‌‍‌‍‌‍​ ‍​​ ​​​ ​‌‌‍‌‍​ ​‌‌‍​ ​‍ ‌‌‍​ ​ ‌‌‌‍​‌​ ​ ​‍ ‌​ ‌​​ ​​​ ‌‍​ ​​​‍ ‌​ ‍‌​ ‌‌‌‍​‌​ ​​​‍ ‌​ ‌‍​ ‌​​ ‌​​ ‌‌‌‍​‍​ ​‍​ ‌ ‌‍​‌​ ​‌​ ​‍​ ​‍‌‍​‌​ ‍ ‌ ‌​‌ ‍‌‌ ​​‌‍‌‌​ ‌‌‍​‍‌‍ ​‌‍ ‌‍‌ ‌‌​​‌‍ ‌ ​ ‌ ‌​​ ‍ ‌ ​​‌‍​‌‌ ‌​‌‍‍​​ ‌‌‍​ ‌‍ ‌‍ ‍‌ ‌​‌‍‌‌‌‍ ‍‌ ‌​​‍‌‌​ ‌‌‌​​‍‌‌ ‌‍‍ ‌‍‌‌‌ ‍‌​‍‌‌​ ​ ‌​‌​​‍‌‌​ ​ ‌​‌​​‍‌‌​ ​‍​ ​‍‌‍‌‌‌‍‌‌‌‍‌​​ ​​‌‍​‌‌‍‌‍​ ​‍​ ‍‌​ ‌‌‌‍‌‍‌‍​‍​ ​‌​‍‌‌​ ​‍​ ​‍​‍‌‌​ ‌‌‌​‌​​‍ ‍‌‍​ ‌‍‍​‌‍‍‌‌‍ ​‌‍‌​‌ ​‍‌‍‌‌‌‍ ‍​‍‌‌​ ‌‌‌​​‍‌‌ ‌‍‍ ‌‍‌‌‌ ‍‌​‍‌‌​ ​ ‌​‌​​‍‌‌​ ​ ‌​‌​​‍‌‌​ ​‍​ ​‍​ ‍‌​ ​ ​ ‍​​ ‌​​ ​ ​ ‌‍‌‍‌‍‌‍​‌​ ​‍‌‍​ ​ ‍‌​ ‌‌​‍‌‌​ ​‍​ ​‍​‍‌‌​ ‌‌‌​‌​​‍ ‍‌ ‌​‌‍‌‌‌ ‍​‌ ‌​​ ‌‍​‍‌‍​‌‌ ​ ‌‍‌‌‌‌‌‌‌ ​‍‌‍ ​​ ‌‌‍‍​‌ ‌​‌ ‌​‌ ​​​‍‌‌​ ​ ‌​​‌​‍‌‌​ ​‍‌​‌‍​‍‌‌​ ​‍‌​‌‍‌‍ ​‌‍ ‌‍​ ‌‍​‌‌‍ ​‌‍‍​‌‍ ‌ ​ ‌ ‌​​‍‌‌​ ​ ‌​​‌​ ​ ​ ​ ​ ​ ​ ​ ​‍‌‍‌‍‍‌‌‍‌​​ ‌​ ‌‍‌‍‌‍​ ‍​​ ​​​ ​‌‌‍‌‍​ ​‌‌‍​ ​‍ ‌‌‍​ ​ ‌‌‌‍​‌​ ​ ​‍ ‌​ ‌​​ ​​​ ‌‍​ ​​​‍ ‌​ ‍‌​ ‌‌‌‍​‌​ ​​​‍ ‌​ ‌‍​ ‌​​ ‌​​ ‌‌‌‍​‍​ ​‍​ ‌ ‌‍​‌​ ​‌​ ​‍​ ​‍‌‍​‌​‍‌‍‌ ‌​‌ ‍‌‌ ​​‌‍‌‌​ ‌‌‍​‍‌‍ ​‌‍ ‌‍‌ ‌‌​​‌‍ ‌ ​ ‌ ‌​​‍‌‍‌ ​​‌‍​‌‌ ‌​‌‍‍​​ ‌‌‍​ ‌‍ ‌‍ ‍‌ ‌​‌‍‌‌‌‍ ‍‌ ‌​​‍‌‌​ ‌‌‌​​‍‌‌ ‌‍‍ ‌‍‌‌‌ ‍‌​‍‌‌​ ​ ‌​‌​​‍‌‌​ ​ ‌​‌​​‍‌‌​ ​‍​ ​‍‌‍‌‌‌‍‌‌‌‍‌​​ ​​‌‍​‌‌‍‌‍​ ​‍​ ‍‌​ ‌‌‌‍‌‍‌‍​‍​ ​‌​‍‌‌​ ​‍​ ​‍​‍‌‌​ ‌‌‌​‌​​‍ ‍‌‍​ ‌‍‍​‌‍‍‌‌‍ ​‌‍‌​‌ ​‍‌‍‌‌‌‍ ‍​‍‌‌​ ‌‌‌​​‍‌‌ ‌‍‍ ‌‍‌‌‌ ‍‌​‍‌‌​ ​ ‌​‌​​‍‌‌​ ​ ‌​‌​​‍‌‌​ ​‍​ ​‍​ ‍‌​ ​ ​ ‍​​ ‌​​ ​ ​ ‌‍‌‍‌‍‌‍​‌​ ​‍‌‍​ ​ ‍‌​ ‌‌​‍‌‌​ ​‍​ ​‍​‍‌‌​ ‌‌‌​‌​​‍ ‍‌ ‌​‌‍‌‌‌ ‍​‌ ‌​​‍‌‍‌ ​​‌‍‌‌‌ ​‍‌ ​ ‌ ​​‌‍‌‌‌‍​ ‌ ‌​‌‍‍‌‌ ‌‍‌‍‌‌​ ‌‌ ​​‌ ‌‌‌‍​‍‌‍ ​‌‍‍‌‌ ​ ‌‍‍​‌‍‌‌‌‍‌​​‍​‍‌ ‌
Gradient, fractals and grid system:​​​​‌ ‍ ​‍​‍‌‍ ‌ ​‍‌‍‍‌‌‍‌ ‌‍‍‌‌‍ ‍​‍​‍​ ‍‍​‍​‍‌ ​ ‌‍​‌‌‍ ‍‌‍‍‌‌ ‌​‌ ‍‌​‍ ‍‌‍‍‌‌‍ ​‍​‍​‍ ​​‍​‍‌‍‍​‌ ​‍‌‍‌‌‌‍‌‍​‍​‍​ ‍‍​‍​‍‌‍‍​‌ ‌​‌ ‌​‌ ​​​ ‍‍​‍ ​‍ ‌‍ ​‌‍ ‌‍​ ‌‍​‌‌‍ ​‌‍‍​‌‍ ‌ ​ ‌ ‌​​ ‍‍​ ​ ​ ​ ​ ​ ​ ​ ​‍ ‌‍‍‌‌‍ ‍‌ ‌​‌‍‌‌‌‍ ‍‌ ‌​​‍ ‌‍‌‌‌‍‌​‌‍‍‌‌ ‌​​‍ ‌‍ ‌‌‍ ‌‍‌​‌‍‌‌​ ‌‌ ​​‌ ​‍‌‍‌‌‌ ​ ‌‍‌‌‌‍ ‍‌ ‌​‌‍​‌‌ ‌​‌‍‍‌‌‍ ‌‍ ‍​ ‍ ‌‍‍‌‌‍‌​​ ‌​ ‌‍‌‍‌‍​ ‍​​ ​​​ ​‌‌‍‌‍​ ​‌‌‍​ ​‍ ‌‌‍​ ​ ‌‌‌‍​‌​ ​ ​‍ ‌​ ‌​​ ​​​ ‌‍​ ​​​‍ ‌​ ‍‌​ ‌‌‌‍​‌​ ​​​‍ ‌​ ‌‍​ ‌​​ ‌​​ ‌‌‌‍​‍​ ​‍​ ‌ ‌‍​‌​ ​‌​ ​‍​ ​‍‌‍​‌​ ‍ ‌ ‌​‌ ‍‌‌ ​​‌‍‌‌​ ‌‌‍​‍‌‍ ​‌‍ ‌‍‌ ‌‌​​‌‍ ‌ ​ ‌ ‌​​ ‍ ‌ ​​‌‍​‌‌ ‌​‌‍‍​​ ‌‌‍​ ‌‍ ‌‍ ‍‌ ‌​‌‍‌‌‌‍ ‍‌ ‌​​‍‌‌​ ‌‌‌​​‍‌‌ ‌‍‍ ‌‍‌‌‌ ‍‌​‍‌‌​ ​ ‌​‌​​‍‌‌​ ​ ‌​‌​​‍‌‌​ ​‍​ ​‍‌‍‌‍‌‍​ ​ ‌‌​ ​ ​ ‍‌‌‍​‍​ ‌ ​ ‌​​ ​​‌‍‌​‌‍‌‌​ ‍‌​‍‌‌​ ​‍​ ​‍​‍‌‌​ ‌‌‌​‌​​‍ ‍‌‍​ ‌‍‍​‌‍‍‌‌‍ ​‌‍‌​‌ ​‍‌‍‌‌‌‍ ‍​‍‌‌​ ‌‌‌​​‍‌‌ ‌‍‍ ‌‍‌‌‌ ‍‌​‍‌‌​ ​ ‌​‌​​‍‌‌​ ​ ‌​‌​​‍‌‌​ ​‍​ ​‍​ ‍‌​ ‍‌‌‍‌‍‌‍​‌​ ‌​​ ‌‌​ ‍‌​ ​ ‌‍‌​​ ‍‌‌‍​‌‌‍‌​​‍‌‌​ ​‍​ ​‍​‍‌‌​ ‌‌‌​‌​​‍ ‍‌ ‌​‌‍‌‌‌ ‍​‌ ‌​​ ‌‍​‍‌‍​‌‌ ​ ‌‍‌‌‌‌‌‌‌ ​‍‌‍ ​​ ‌‌‍‍​‌ ‌​‌ ‌​‌ ​​​‍‌‌​ ​ ‌​​‌​‍‌‌​ ​‍‌​‌‍​‍‌‌​ ​‍‌​‌‍‌‍ ​‌‍ ‌‍​ ‌‍​‌‌‍ ​‌‍‍​‌‍ ‌ ​ ‌ ‌​​‍‌‌​ ​ ‌​​‌​ ​ ​ ​ ​ ​ ​ ​ ​‍‌‍‌‍‍‌‌‍‌​​ ‌​ ‌‍‌‍‌‍​ ‍​​ ​​​ ​‌‌‍‌‍​ ​‌‌‍​ ​‍ ‌‌‍​ ​ ‌‌‌‍​‌​ ​ ​‍ ‌​ ‌​​ ​​​ ‌‍​ ​​​‍ ‌​ ‍‌​ ‌‌‌‍​‌​ ​​​‍ ‌​ ‌‍​ ‌​​ ‌​​ ‌‌‌‍​‍​ ​‍​ ‌ ‌‍​‌​ ​‌​ ​‍​ ​‍‌‍​‌​‍‌‍‌ ‌​‌ ‍‌‌ ​​‌‍‌‌​ ‌‌‍​‍‌‍ ​‌‍ ‌‍‌ ‌‌​​‌‍ ‌ ​ ‌ ‌​​‍‌‍‌ ​​‌‍​‌‌ ‌​‌‍‍​​ ‌‌‍​ ‌‍ ‌‍ ‍‌ ‌​‌‍‌‌‌‍ ‍‌ ‌​​‍‌‌​ ‌‌‌​​‍‌‌ ‌‍‍ ‌‍‌‌‌ ‍‌​‍‌‌​ ​ ‌​‌​​‍‌‌​ ​ ‌​‌​​‍‌‌​ ​‍​ ​‍‌‍‌‍‌‍​ ​ ‌‌​ ​ ​ ‍‌‌‍​‍​ ‌ ​ ‌​​ ​​‌‍‌​‌‍‌‌​ ‍‌​‍‌‌​ ​‍​ ​‍​‍‌‌​ ‌‌‌​‌​​‍ ‍‌‍​ ‌‍‍​‌‍‍‌‌‍ ​‌‍‌​‌ ​‍‌‍‌‌‌‍ ‍​‍‌‌​ ‌‌‌​​‍‌‌ ‌‍‍ ‌‍‌‌‌ ‍‌​‍‌‌​ ​ ‌​‌​​‍‌‌​ ​ ‌​‌​​‍‌‌​ ​‍​ ​‍​ ‍‌​ ‍‌‌‍‌‍‌‍​‌​ ‌​​ ‌‌​ ‍‌​ ​ ‌‍‌​​ ‍‌‌‍​‌‌‍‌​​‍‌‌​ ​‍​ ​‍​‍‌‌​ ‌‌‌​‌​​‍ ‍‌ ‌​‌‍‌‌‌ ‍​‌ ‌​​‍‌‍‌ ​​‌‍‌‌‌ ​‍‌ ​ ‌ ​​‌‍‌‌‌‍​ ‌ ‌​‌‍‍‌‌ ‌‍‌‍‌‌​ ‌‌ ​​‌ ‌‌‌‍​‍‌‍ ​‌‍‍‌‌ ​ ‌‍‍​‌‍‌‌‌‍‌​​‍​‍‌ ‌
These visual elements embody our
ambition to evolve both the RCM
industry and ourselves. The gradient
represents transformation, the fractals
illustrate the complexity we simplify,
and the underlying grid system
signifies our ability to bring order to the
chaos that currently exists in medical
billing. ​​​​‌ ‍ ​‍​‍‌‍ ‌ ​‍‌‍‍‌‌‍‌ ‌‍‍‌‌‍ ‍​‍​‍​ ‍‍​‍​‍‌ ​ ‌‍​‌‌‍ ‍‌‍‍‌‌ ‌​‌ ‍‌​‍ ‍‌‍‍‌‌‍ ​‍​‍​‍ ​​‍​‍‌‍‍​‌ ​‍‌‍‌‌‌‍‌‍​‍​‍​ ‍‍​‍​‍‌‍‍​‌ ‌​‌ ‌​‌ ​​​ ‍‍​‍ ​‍ ‌‍ ​‌‍ ‌‍​ ‌‍​‌‌‍ ​‌‍‍​‌‍ ‌ ​ ‌ ‌​​ ‍‍​ ​ ​ ​ ​ ​ ​ ​ ​‍ ‌‍‍‌‌‍ ‍‌ ‌​‌‍‌‌‌‍ ‍‌ ‌​​‍ ‌‍‌‌‌‍‌​‌‍‍‌‌ ‌​​‍ ‌‍ ‌‌‍ ‌‍‌​‌‍‌‌​ ‌‌ ​​‌ ​‍‌‍‌‌‌ ​ ‌‍‌‌‌‍ ‍‌ ‌​‌‍​‌‌ ‌​‌‍‍‌‌‍ ‌‍ ‍​ ‍ ‌‍‍‌‌‍‌​​ ‌​ ‌‍‌‍‌‍​ ‍​​ ​​​ ​‌‌‍‌‍​ ​‌‌‍​ ​‍ ‌‌‍​ ​ ‌‌‌‍​‌​ ​ ​‍ ‌​ ‌​​ ​​​ ‌‍​ ​​​‍ ‌​ ‍‌​ ‌‌‌‍​‌​ ​​​‍ ‌​ ‌‍​ ‌​​ ‌​​ ‌‌‌‍​‍​ ​‍​ ‌ ‌‍​‌​ ​‌​ ​‍​ ​‍‌‍​‌​ ‍ ‌ ‌​‌ ‍‌‌ ​​‌‍‌‌​ ‌‌‍​‍‌‍ ​‌‍ ‌‍‌ ‌‌​​‌‍ ‌ ​ ‌ ‌​​ ‍ ‌ ​​‌‍​‌‌ ‌​‌‍‍​​ ‌‌‍​ ‌‍ ‌‍ ‍‌ ‌​‌‍‌‌‌‍ ‍‌ ‌​​‍‌‌​ ‌‌‌​​‍‌‌ ‌‍‍ ‌‍‌‌‌ ‍‌​‍‌‌​ ​ ‌​‌​​‍‌‌​ ​ ‌​‌​​‍‌‌​ ​‍​ ​‍‌‍‌‍‌‍​ ​ ‌‌​ ​ ​ ‍‌‌‍​‍​ ‌ ​ ‌​​ ​​‌‍‌​‌‍‌‌​ ‍‌​‍‌‌​ ​‍​ ​‍​‍‌‌​ ‌‌‌​‌​​‍ ‍‌‍​ ‌‍‍​‌‍‍‌‌‍ ​‌‍‌​‌ ​‍‌‍‌‌‌‍ ‍​‍‌‌​ ‌‌‌​​‍‌‌ ‌‍‍ ‌‍‌‌‌ ‍‌​‍‌‌​ ​ ‌​‌​​‍‌‌​ ​ ‌​‌​​‍‌‌​ ​‍​ ​‍‌‍​ ​ ​​​ ‌ ​ ​​‌‍‌‍​ ‌‍​ ​‌‌‍​ ‌‍​‌​ ​​​ ​​‌‍‌‍​‍‌‌​ ​‍​ ​‍​‍‌‌​ ‌‌‌​‌​​‍ ‍‌ ‌​‌‍‌‌‌ ‍​‌ ‌​​ ‌‍​‍‌‍​‌‌ ​ ‌‍‌‌‌‌‌‌‌ ​‍‌‍ ​​ ‌‌‍‍​‌ ‌​‌ ‌​‌ ​​​‍‌‌​ ​ ‌​​‌​‍‌‌​ ​‍‌​‌‍​‍‌‌​ ​‍‌​‌‍‌‍ ​‌‍ ‌‍​ ‌‍​‌‌‍ ​‌‍‍​‌‍ ‌ ​ ‌ ‌​​‍‌‌​ ​ ‌​​‌​ ​ ​ ​ ​ ​ ​ ​ ​‍‌‍‌‍‍‌‌‍‌​​ ‌​ ‌‍‌‍‌‍​ ‍​​ ​​​ ​‌‌‍‌‍​ ​‌‌‍​ ​‍ ‌‌‍​ ​ ‌‌‌‍​‌​ ​ ​‍ ‌​ ‌​​ ​​​ ‌‍​ ​​​‍ ‌​ ‍‌​ ‌‌‌‍​‌​ ​​​‍ ‌​ ‌‍​ ‌​​ ‌​​ ‌‌‌‍​‍​ ​‍​ ‌ ‌‍​‌​ ​‌​ ​‍​ ​‍‌‍​‌​‍‌‍‌ ‌​‌ ‍‌‌ ​​‌‍‌‌​ ‌‌‍​‍‌‍ ​‌‍ ‌‍‌ ‌‌​​‌‍ ‌ ​ ‌ ‌​​‍‌‍‌ ​​‌‍​‌‌ ‌​‌‍‍​​ ‌‌‍​ ‌‍ ‌‍ ‍‌ ‌​‌‍‌‌‌‍ ‍‌ ‌​​‍‌‌​ ‌‌‌​​‍‌‌ ‌‍‍ ‌‍‌‌‌ ‍‌​‍‌‌​ ​ ‌​‌​​‍‌‌​ ​ ‌​‌​​‍‌‌​ ​‍​ ​‍‌‍‌‍‌‍​ ​ ‌‌​ ​ ​ ‍‌‌‍​‍​ ‌ ​ ‌​​ ​​‌‍‌​‌‍‌‌​ ‍‌​‍‌‌​ ​‍​ ​‍​‍‌‌​ ‌‌‌​‌​​‍ ‍‌‍​ ‌‍‍​‌‍‍‌‌‍ ​‌‍‌​‌ ​‍‌‍‌‌‌‍ ‍​‍‌‌​ ‌‌‌​​‍‌‌ ‌‍‍ ‌‍‌‌‌ ‍‌​‍‌‌​ ​ ‌​‌​​‍‌‌​ ​ ‌​‌​​‍‌‌​ ​‍​ ​‍‌‍​ ​ ​​​ ‌ ​ ​​‌‍‌‍​ ‌‍​ ​‌‌‍​ ‌‍​‌​ ​​​ ​​‌‍‌‍​‍‌‌​ ​‍​ ​‍​‍‌‌​ ‌‌‌​‌​​‍ ‍‌ ‌​‌‍‌‌‌ ‍​‌ ‌​​‍‌‍‌ ​​‌‍‌‌‌ ​‍‌ ​ ‌ ​​‌‍‌‌‌‍​ ‌ ‌​‌‍‍‌‌ ‌‍‌‍‌‌​ ‌‌ ​​‌ ‌‌‌‍​‍‌‍ ​‌‍‍‌‌ ​ ‌‍‍​‌‍‌‌‌‍‌​​‍​‍‌ ‌
Font and iconography:​​​​‌ ‍ ​‍​‍‌‍ ‌ ​‍‌‍‍‌‌‍‌ ‌‍‍‌‌‍ ‍​‍​‍​ ‍‍​‍​‍‌ ​ ‌‍​‌‌‍ ‍‌‍‍‌‌ ‌​‌ ‍‌​‍ ‍‌‍‍‌‌‍ ​‍​‍​‍ ​​‍​‍‌‍‍​‌ ​‍‌‍‌‌‌‍‌‍​‍​‍​ ‍‍​‍​‍‌‍‍​‌ ‌​‌ ‌​‌ ​​​ ‍‍​‍ ​‍ ‌‍ ​‌‍ ‌‍​ ‌‍​‌‌‍ ​‌‍‍​‌‍ ‌ ​ ‌ ‌​​ ‍‍​ ​ ​ ​ ​ ​ ​ ​ ​‍ ‌‍‍‌‌‍ ‍‌ ‌​‌‍‌‌‌‍ ‍‌ ‌​​‍ ‌‍‌‌‌‍‌​‌‍‍‌‌ ‌​​‍ ‌‍ ‌‌‍ ‌‍‌​‌‍‌‌​ ‌‌ ​​‌ ​‍‌‍‌‌‌ ​ ‌‍‌‌‌‍ ‍‌ ‌​‌‍​‌‌ ‌​‌‍‍‌‌‍ ‌‍ ‍​ ‍ ‌‍‍‌‌‍‌​​ ‌​ ‌‍‌‍‌‍​ ‍​​ ​​​ ​‌‌‍‌‍​ ​‌‌‍​ ​‍ ‌‌‍​ ​ ‌‌‌‍​‌​ ​ ​‍ ‌​ ‌​​ ​​​ ‌‍​ ​​​‍ ‌​ ‍‌​ ‌‌‌‍​‌​ ​​​‍ ‌​ ‌‍​ ‌​​ ‌​​ ‌‌‌‍​‍​ ​‍​ ‌ ‌‍​‌​ ​‌​ ​‍​ ​‍‌‍​‌​ ‍ ‌ ‌​‌ ‍‌‌ ​​‌‍‌‌​ ‌‌‍​‍‌‍ ​‌‍ ‌‍‌ ‌‌​​‌‍ ‌ ​ ‌ ‌​​ ‍ ‌ ​​‌‍​‌‌ ‌​‌‍‍​​ ‌‌‍​ ‌‍ ‌‍ ‍‌ ‌​‌‍‌‌‌‍ ‍‌ ‌​​‍‌‌​ ‌‌‌​​‍‌‌ ‌‍‍ ‌‍‌‌‌ ‍‌​‍‌‌​ ​ ‌​‌​​‍‌‌​ ​ ‌​‌​​‍‌‌​ ​‍​ ​‍​ ‌‌‌‍‌​​ ‌‍‌‍​‍​ ​​​ ​‍​ ‌​‌‍‌‍‌‍​ ‌‍‌‌‌‍‌‍​ ​ ​‍‌‌​ ​‍​ ​‍​‍‌‌​ ‌‌‌​‌​​‍ ‍‌‍​ ‌‍‍​‌‍‍‌‌‍ ​‌‍‌​‌ ​‍‌‍‌‌‌‍ ‍​‍‌‌​ ‌‌‌​​‍‌‌ ‌‍‍ ‌‍‌‌‌ ‍‌​‍‌‌​ ​ ‌​‌​​‍‌‌​ ​ ‌​‌​​‍‌‌​ ​‍​ ​‍​ ​‍​ ​‍​ ‌​​ ​‍‌‍​ ‌‍‌‌‌‍​ ​ ​​‌‍‌‍​ ​‍‌‍​‌​ ‌ ​‍‌‌​ ​‍​ ​‍​‍‌‌​ ‌‌‌​‌​​‍ ‍‌ ‌​‌‍‌‌‌ ‍​‌ ‌​​ ‌‍​‍‌‍​‌‌ ​ ‌‍‌‌‌‌‌‌‌ ​‍‌‍ ​​ ‌‌‍‍​‌ ‌​‌ ‌​‌ ​​​‍‌‌​ ​ ‌​​‌​‍‌‌​ ​‍‌​‌‍​‍‌‌​ ​‍‌​‌‍‌‍ ​‌‍ ‌‍​ ‌‍​‌‌‍ ​‌‍‍​‌‍ ‌ ​ ‌ ‌​​‍‌‌​ ​ ‌​​‌​ ​ ​ ​ ​ ​ ​ ​ ​‍‌‍‌‍‍‌‌‍‌​​ ‌​ ‌‍‌‍‌‍​ ‍​​ ​​​ ​‌‌‍‌‍​ ​‌‌‍​ ​‍ ‌‌‍​ ​ ‌‌‌‍​‌​ ​ ​‍ ‌​ ‌​​ ​​​ ‌‍​ ​​​‍ ‌​ ‍‌​ ‌‌‌‍​‌​ ​​​‍ ‌​ ‌‍​ ‌​​ ‌​​ ‌‌‌‍​‍​ ​‍​ ‌ ‌‍​‌​ ​‌​ ​‍​ ​‍‌‍​‌​‍‌‍‌ ‌​‌ ‍‌‌ ​​‌‍‌‌​ ‌‌‍​‍‌‍ ​‌‍ ‌‍‌ ‌‌​​‌‍ ‌ ​ ‌ ‌​​‍‌‍‌ ​​‌‍​‌‌ ‌​‌‍‍​​ ‌‌‍​ ‌‍ ‌‍ ‍‌ ‌​‌‍‌‌‌‍ ‍‌ ‌​​‍‌‌​ ‌‌‌​​‍‌‌ ‌‍‍ ‌‍‌‌‌ ‍‌​‍‌‌​ ​ ‌​‌​​‍‌‌​ ​ ‌​‌​​‍‌‌​ ​‍​ ​‍​ ‌‌‌‍‌​​ ‌‍‌‍​‍​ ​​​ ​‍​ ‌​‌‍‌‍‌‍​ ‌‍‌‌‌‍‌‍​ ​ ​‍‌‌​ ​‍​ ​‍​‍‌‌​ ‌‌‌​‌​​‍ ‍‌‍​ ‌‍‍​‌‍‍‌‌‍ ​‌‍‌​‌ ​‍‌‍‌‌‌‍ ‍​‍‌‌​ ‌‌‌​​‍‌‌ ‌‍‍ ‌‍‌‌‌ ‍‌​‍‌‌​ ​ ‌​‌​​‍‌‌​ ​ ‌​‌​​‍‌‌​ ​‍​ ​‍​ ​‍​ ​‍​ ‌​​ ​‍‌‍​ ‌‍‌‌‌‍​ ​ ​​‌‍‌‍​ ​‍‌‍​‌​ ‌ ​‍‌‌​ ​‍​ ​‍​‍‌‌​ ‌‌‌​‌​​‍ ‍‌ ‌​‌‍‌‌‌ ‍​‌ ‌​​‍‌‍‌ ​​‌‍‌‌‌ ​‍‌ ​ ‌ ​​‌‍‌‌‌‍​ ‌ ‌​‌‍‍‌‌ ‌‍‌‍‌‌​ ‌‌ ​​‌ ‌‌‌‍​‍‌‍ ​‌‍‍‌‌ ​ ‌‍‍​‌‍‌‌‌‍‌​​‍​‍‌ ‌Precision and a